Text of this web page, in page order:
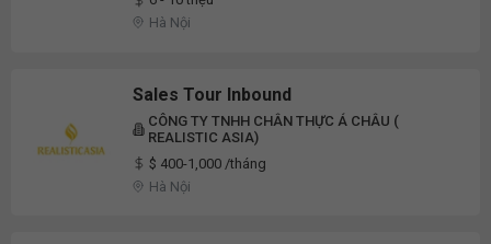
Hà Nội
Sales Tour Inbound
CÔNG TY TNHH CHÂN THỰC Á CHÂU (
REALISTIC ASIA)
$ 400-1,000 /tháng
Hà Nội